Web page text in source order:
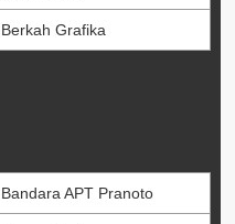
Berkah Grafika
Bandara APT Pranoto